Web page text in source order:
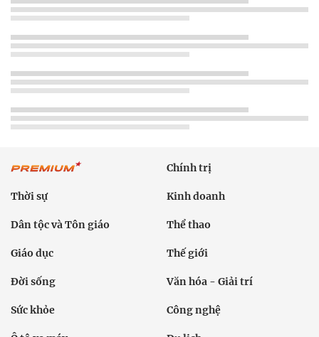
Chính trị
Thời sự Kinh doanh
Dân tộc và Tôn giáo Thể thao
Giáo dục Thế giới
Đời sống Văn hóa - Giải trí
Sức khỏe Công nghệ